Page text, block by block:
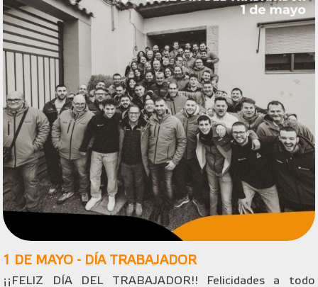
1 DE MAYO - DÍA TRABAJADOR
¡¡FELIZ DÍA DEL TRABAJADOR!! Felicidades a todo